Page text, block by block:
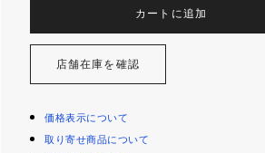
カートに追加
店舗在庫を確認
価格表示について
取り寄せ商品について